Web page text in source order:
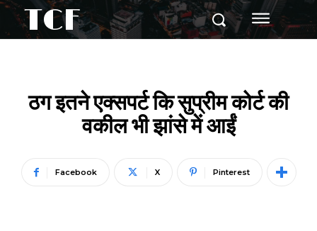
TCF
ठग इतने एक्सपर्ट कि सुप्रीम कोर्ट की
वकील भी झांसे में आईं
Facebook X Pinterest